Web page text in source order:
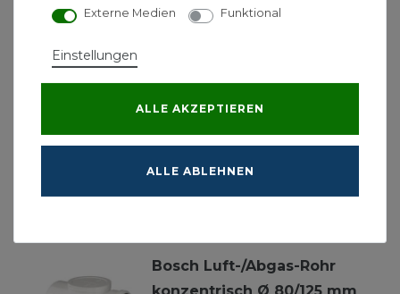
- Effektivlänge 950 mm
- Material Polypropylen
- Max. 120 Grad C
Bosch Luft-/Abgas-Rohr
Externe Medien Funktional
Einstellungen
ALLE AKZEPTIEREN
ALLE ABLEHNEN